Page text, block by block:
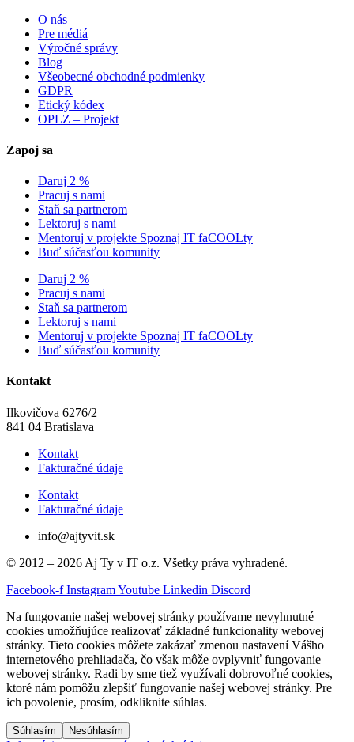
O nás
Pre médiá
Výročné správy
Blog
Všeobecné obchodné podmienky
GDPR
Etický kódex
OPLZ – Projekt
Zapoj sa
Daruj 2 %
Pracuj s nami
Staň sa partnerom
Lektoruj s nami
Mentoruj v projekte Spoznaj IT faCOOLty
Buď súčasťou komunity
Daruj 2 %
Pracuj s nami
Staň sa partnerom
Lektoruj s nami
Mentoruj v projekte Spoznaj IT faCOOLty
Buď súčasťou komunity
Kontakt
Ilkovičova 6276/2
841 04 Bratislava
Kontakt
Fakturačné údaje
Kontakt
Fakturačné údaje
info@ajtyvit.sk
© 2012 – 2026 Aj Ty v IT o.z. Všetky práva vyhradené.
Facebook-f InstagramYoutube Linkedin Discord
Na fungovanie našej webovej stránky používame nevyhnutné
cookies umožňujúce realizovať základné funkcionality webovej
stránky. Tieto cookies môžete zakázať zmenou nastavení Vášho
internetového prehliadača, čo však môže ovplyvniť fungovanie
webovej stránky. Radi by sme tiež využívali dobrovoľné cookies,
ktoré nám pomôžu zlepšiť fungovanie našej webovej stránky. Pre
ich povolenie, prosím, odkliknite súhlas.